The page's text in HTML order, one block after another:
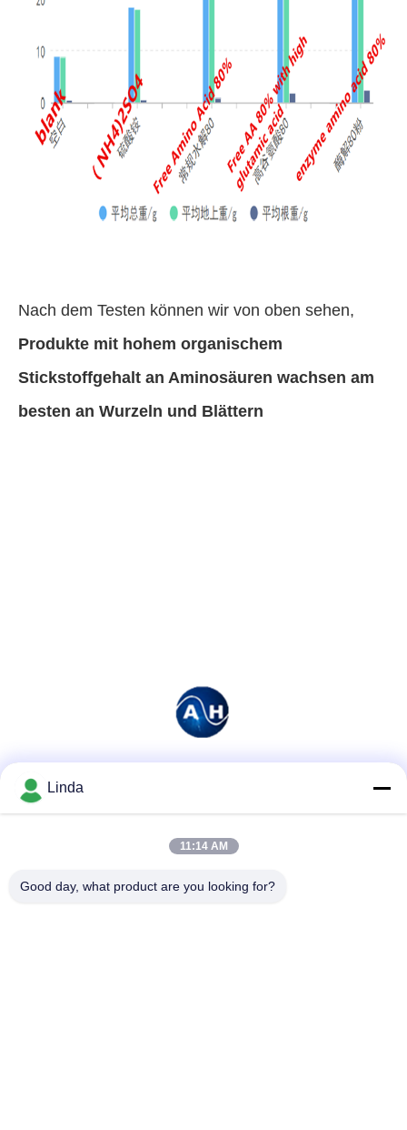
Nach dem Testen können wir von oben sehen,
Produkte mit hohem organischem
Stickstoffgehalt an Aminosäuren wachsen am
besten an Wurzeln und Blättern
Linda
11:14 AM
Good day, what product are you looking for?